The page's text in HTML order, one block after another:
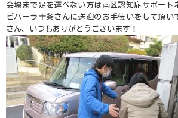
会場まで足を運べない方は南区認知症サポート
ビハーラ十条さんに送迎のお手伝いをして頂い
さん、いつもありがとうございます！